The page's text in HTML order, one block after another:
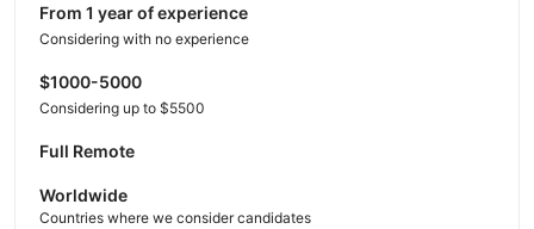
from 1 year of experience
Considering with no experience
$1000-5000
Considering up to $5500
Full Remote
Worldwide
Countries where we consider candidates